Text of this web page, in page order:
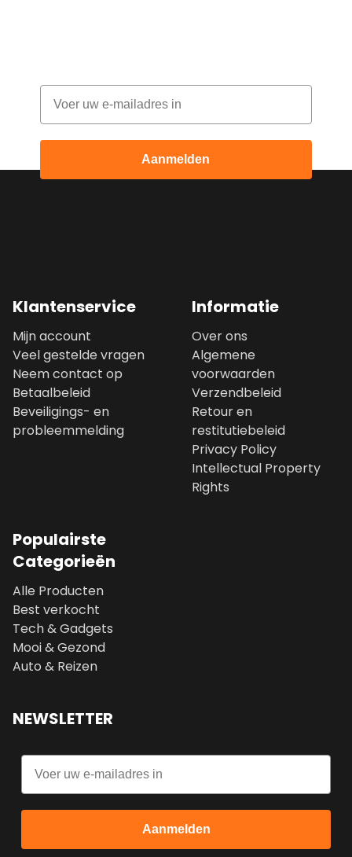
Email
Aanmelden
Klantenservice
Mijn account
Veel gestelde vragen
Neem contact op
Betaalbeleid
Beveiligings- en
probleemmelding
Informatie
Over ons
Algemene
voorwaarden
Verzendbeleid
Retour en
restitutiebeleid
Privacy Policy
Intellectual Property
Rights
Populairste
Categorieën
Alle Producten
Best verkocht
Tech & Gadgets
Mooi & Gezond
Auto & Reizen
NEWSLETTER
Email
Aanmelden